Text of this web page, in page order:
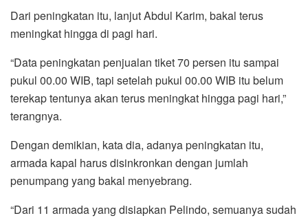
Dari peningkatan itu, lanjut Abdul Karim, bakal terus
meningkat hingga di pagi hari.
“Data peningkatan penjualan tiket 70 persen itu sampai
pukul 00.00 WIB, tapi setelah pukul 00.00 WIB itu belum
terekap tentunya akan terus meningkat hingga pagi hari,”
terangnya.
Dengan demikian, kata dia, adanya peningkatan itu,
armada kapal harus disinkronkan dengan jumlah
penumpang yang bakal menyebrang.
“Dari 11 armada yang disiapkan Pelindo, semuanya sudah